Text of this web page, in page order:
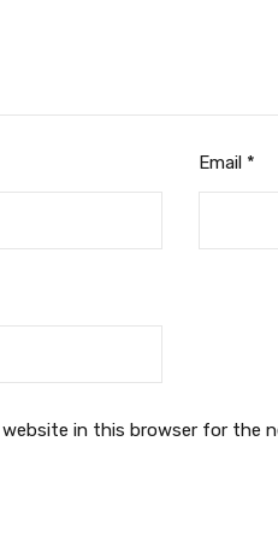
Email *
website in this browser for the